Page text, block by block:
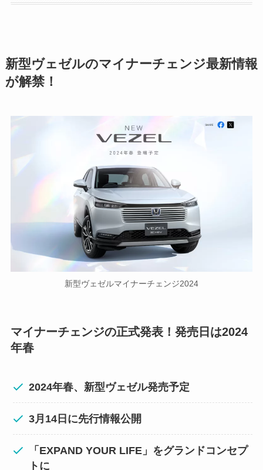
新型ヴェゼルのマイナーチェンジ最新情報
が解禁！
新型ヴェゼルマイナーチェンジ2024
マイナーチェンジの正式発表！発売日は2024
年春
2024年春、新型ヴェゼル発売予定
3月14日に先行情報公開
「EXPAND YOUR LIFE」をグランドコンセプ
トに